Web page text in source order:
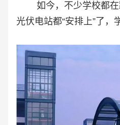
如今，不少学校都在
光伏电站都“安排上”了，